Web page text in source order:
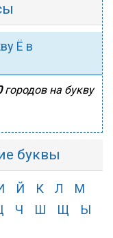
Ё в
городов на букву
буквы
Й К Л
М
Ч Ш Щ
Ы